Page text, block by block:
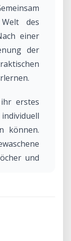
des
einer
der
erstes
können.
und